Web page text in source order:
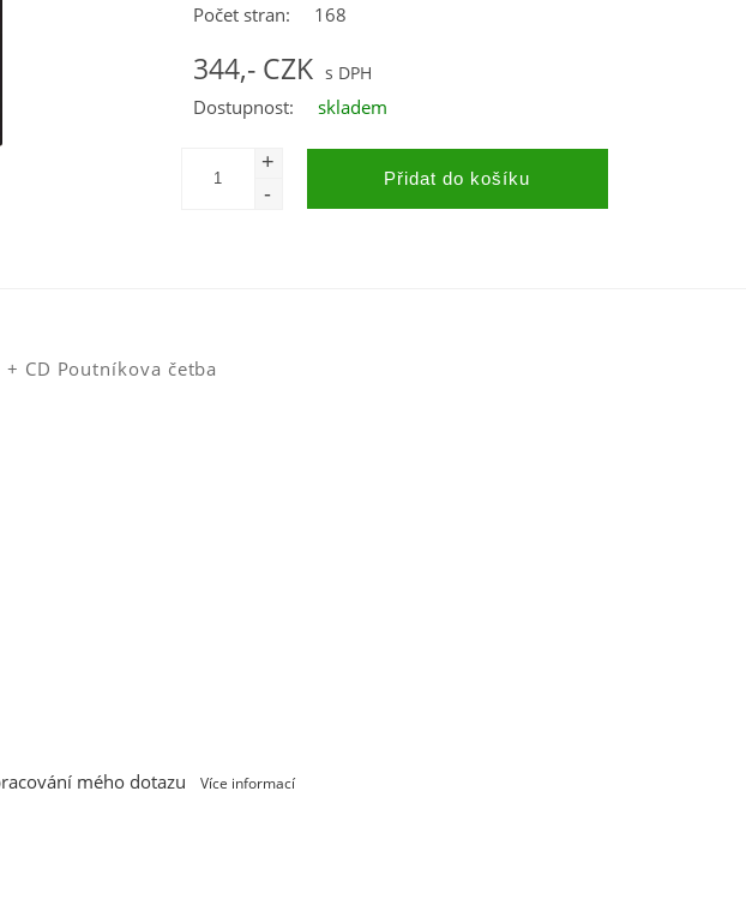
Počet stran:
168
344,- CZK
Dostupnost: skladem
CD Poutníkova četba
mého dotazu Více informací